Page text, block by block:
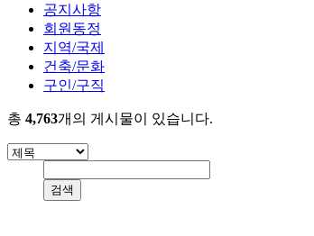
공지사항
회원동정
지역/국제
건축/문화
구인/구직
총 4,763개의 게시물이 있습니다.